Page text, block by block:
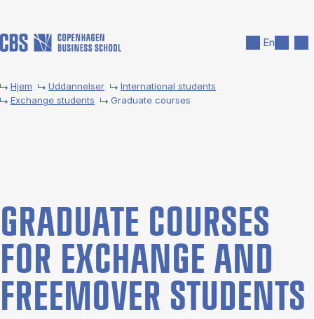
En
Hjem Uddannelser
International students
Exchange students
Graduate courses
GRADU­ATE COURSES
FOR EX­CHANGE AND
FREE­MOVER STU­DENTS